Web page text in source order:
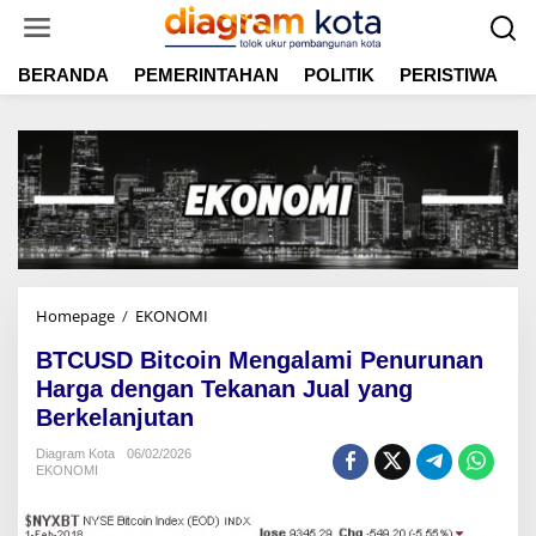
t
BERANDA PEMERINTAHAN POLITIK PERISTIWA
Homepage / EKONOMI
C
U
c
BTCUSD Bitcoin Mengalami Penurunan
Harga dengan Tekanan Jual yang
Berkelanjutan
Diagram Kota
06/02/2026
EKONOMI